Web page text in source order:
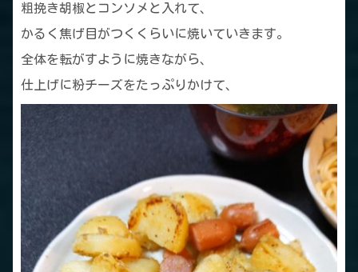
粗挽き胡椒とコンソメと入れて、
かるく焦げ目がつくくらいに焼いていきます。
全体を転がすように焼きながら、
仕上げに粉チーズをたっぷりかけて、